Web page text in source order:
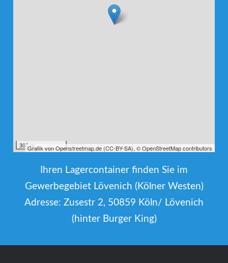
300 mGrafik vonOpenstreetmap.de (CC-BY-SA), © OpenStreetMap contributors
Ihren Lagercontainer finden Sie im
Gewerbegebiet Lövenich (Kölner Westen)
Adresse: Zusestr 2, 50859 Köln/ Lövenich
(hinter Burger King)